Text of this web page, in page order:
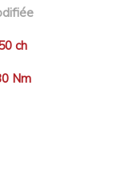
ch
Nm